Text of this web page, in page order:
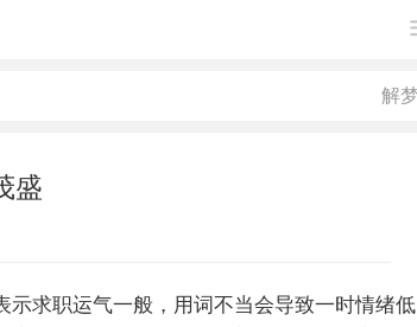
盛
示求职运气一般，用词不当会导致一时情绪低